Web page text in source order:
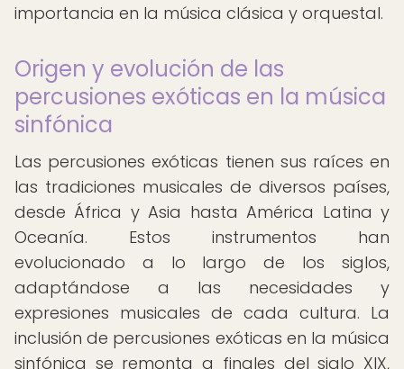
importancia en la música clásica y orquestal.
Origen y evolución de las
percusiones exóticas en la música
sinfónica
Las percusiones exóticas tienen sus raíces en
las tradiciones musicales de diversos países,
desde África y Asia hasta América Latina y
Oceanía. Estos instrumentos han
evolucionado a lo largo de los siglos,
adaptándose a las necesidades y
expresiones musicales de cada cultura. La
inclusión de percusiones exóticas en la música
sinfónica se remonta a finales del siglo XIX,